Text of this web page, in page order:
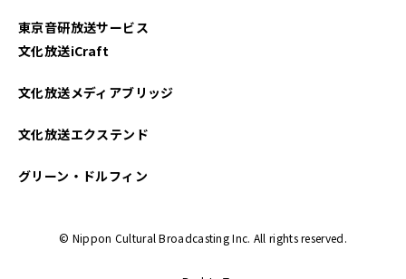
2024年06月
2024年05月
2024年04月
東京音研放送サービス
文化放送iCraft
文化放送メディアブリッジ
文化放送エクステンド
グリーン・ドルフィン
© Nippon Cultural Broadcasting Inc. All rights reserved.